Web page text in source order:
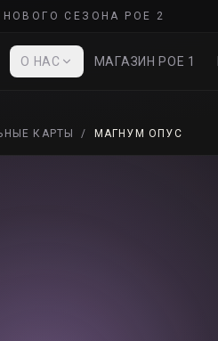
НОВОГО СЕЗОНА POE 2
О НАС МАГАЗИН POE 1
КАРТЫ / МАГНУМ ОПУС